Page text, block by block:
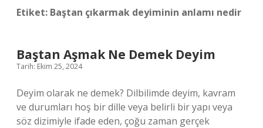
Etiket: Baştan çıkarmak deyiminin anlamı nedir
Baştan Aşmak Ne Demek Deyim
Tarih: Ekim 25, 2024
Deyim olarak ne demek? Dilbilimde deyim, kavram
ve durumları hoş bir dille veya belirli bir yapı veya
söz dizimiyle ifade eden, çoğu zaman gerçek